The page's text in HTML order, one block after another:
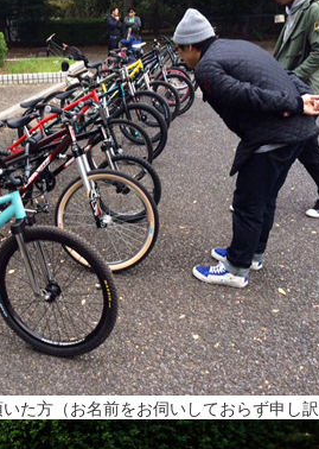
た方（お名前をお伺いしておらず申し